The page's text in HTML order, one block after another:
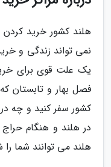
هلند کشور خرید
نمی تواند زندگی و
یک علت قوی برای
فصل بهار و تابستان
کشور سفر کنید و چه
در هلند و هنگام
هلند می توانند شما